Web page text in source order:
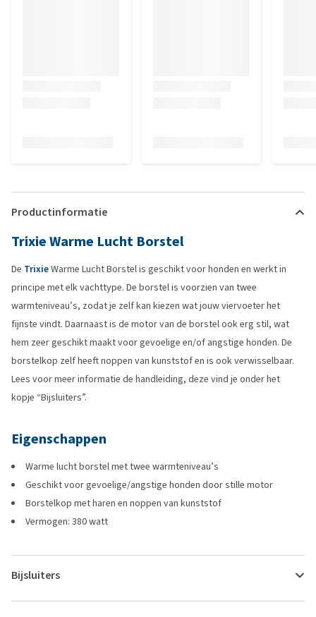
Productinformatie
Trixie Warme Lucht Borstel
De TrixieWarme Lucht Borstel is geschikt voor honden en werkt in
principe met elk vachttype. De borstel is voorzien van twee
warmteniveau’s, zodat je zelf kan kiezen wat jouw viervoeter het
fijnste vindt. Daarnaast is de motor van de borstel ook erg stil, wat
hem zeer geschikt maakt voor gevoelige en/of angstige honden. De
borstelkop zelf heeft noppen van kunststof en is ook verwisselbaar.
Lees voor meer informatie de handleiding, deze vind je onder het
kopje “Bijsluiters”.
Eigenschappen
Warme lucht borstel met twee warmteniveau’s
Geschikt voor gevoelige/angstige honden door stille motor
Borstelkop met haren en noppen van kunststof
Vermogen: 380 watt
Bijsluiters